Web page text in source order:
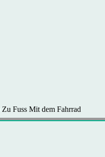
Zu Fuss Mit dem Fahrrad